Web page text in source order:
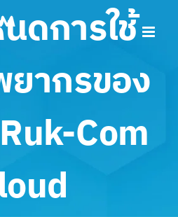
ดการใช้
ากรของ
Com